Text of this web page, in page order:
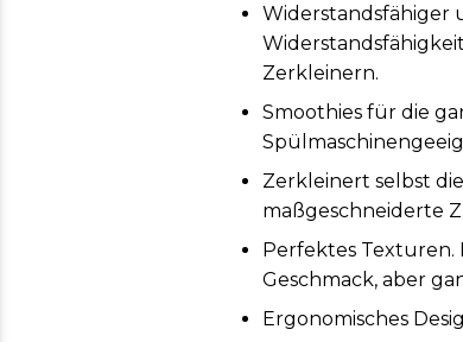
Widerstandsfähiger
Zerkleinern.
Smoothies für die
Zerkleinert selbst
maßgeschneiderte
Perfektes Texturen.
Geschmack, aber
Ergonomisches